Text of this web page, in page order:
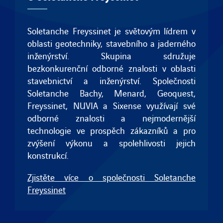
Soletanche Freyssinet je světovým lídrem v
oblasti geotechniky, stavebního a jaderného
inženýrství. Skupina sdružuje
bezkonkurenční odborné znalosti v oblasti
stavebnictví a inženýrství. Společnosti
Soletanche Bachy, Menard,Geoquest,
Freyssinet, NUVIA a Sixensevyužívají své
odborné znalosti a nejmodernější
technologie ve prospěch zákazníků a pro
zvýšení výkonu a spolehlivosti jejich
konstrukcí.
Zjistěte více o společnosti Soletanche
Freyssinet